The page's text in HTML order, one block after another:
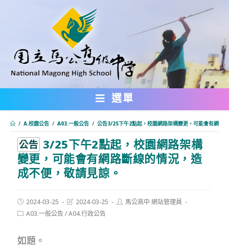
內
選單
/ A.校園公告 / A03.一般公告 / 公告3/25下午2點起，校園網路架構變更，可能會有網路
公告 3/25下午2點起，校園網路架構
變更，可能會有網路斷線的情況，造
成不便，敬請見諒。
Post
published:
2024-03-25
Post
modified:
2024-03-25
Post馬公高中 網站管理員
PostA03.一般公告/A04.行政公告
如題。